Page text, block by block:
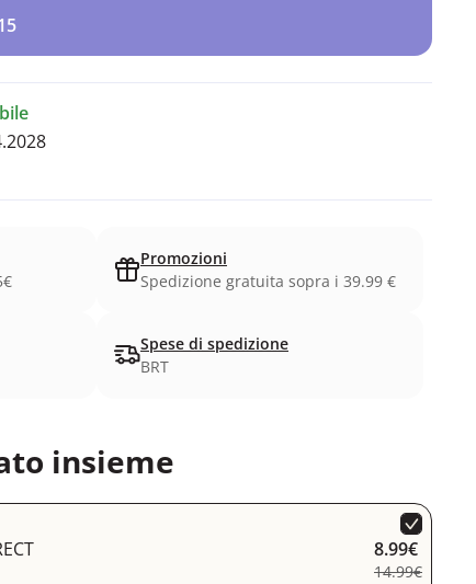
Promozioni
Spedizione gratuita sopra i 39.99 €
Spese di spedizione
BRT
insieme
8.99€
14.99€